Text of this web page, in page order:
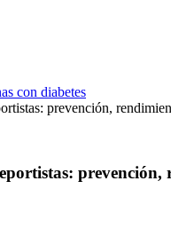
con diabetes
prevención,